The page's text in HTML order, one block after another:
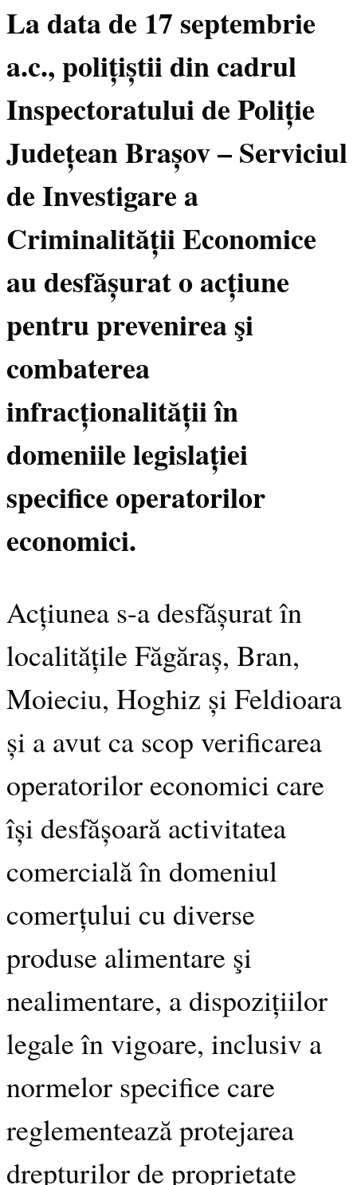
La data de 17 septembrie
a.c., polițiștii din cadrul
Inspectoratului de Poliție
Județean Brașov – Serviciul
de Investigare a
Criminalității Economice
au desfășurat o acțiune
pentru prevenirea şi
combaterea
infracționalității în
domeniile legislației
specifice operatorilor
economici.
Acțiunea s-a desfășurat în
localitățile Făgăraș, Bran,
Moieciu, Hoghiz și Feldioara
și a avut ca scop verificarea
operatorilor economici care
își desfășoară activitatea
comercială în domeniul
comerțului cu diverse
produse alimentare şi
nealimentare, a dispozițiilor
legale în vigoare, inclusiv a
normelor specifice care
reglementează protejarea
drepturilor de proprietate